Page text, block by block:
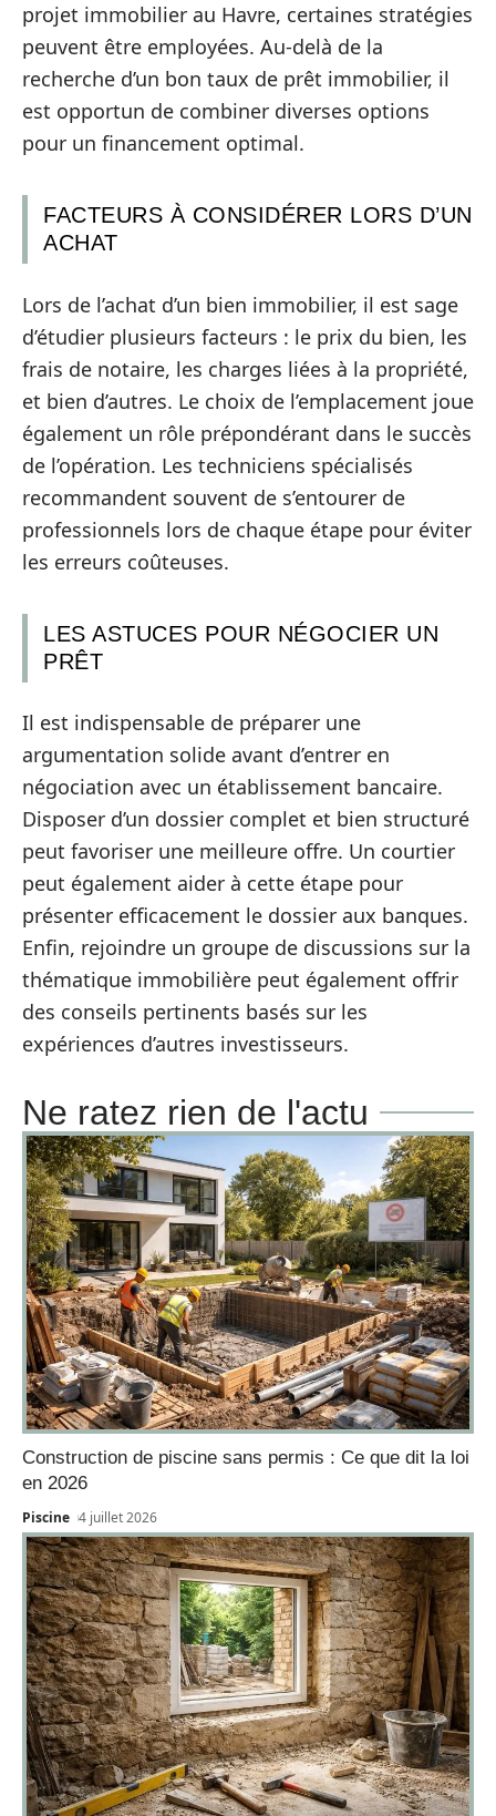
projet immobilier au Havre, certaines stratégies
peuvent être employées. Au-delà de la
recherche d’un bon taux de prêt immobilier, il
est opportun de combiner diverses options
pour un financement optimal.
FACTEURS À CONSIDÉRER LORS D’UN
ACHAT
Lors de l’achat d’un bien immobilier, il est sage
d’étudier plusieurs facteurs : le prix du bien, les
frais de notaire, les charges liées à la propriété,
et bien d’autres. Le choix de l’emplacement joue
également un rôle prépondérant dans le succès
de l’opération. Les techniciens spécialisés
recommandent souvent de s’entourer de
professionnels lors de chaque étape pour éviter
les erreurs coûteuses.
LES ASTUCES POUR NÉGOCIER UN
PRÊT
Il est indispensable de préparer une
argumentation solide avant d’entrer en
négociation avec un établissement bancaire.
Disposer d’un dossier complet et bien structuré
peut favoriser une meilleure offre. Un courtier
peut également aider à cette étape pour
présenter efficacement le dossier aux banques.
Enfin, rejoindre un groupe de discussions sur la
thématique immobilière peut également offrir
des conseils pertinents basés sur les
expériences d’autres investisseurs.
Ne ratez rien de l'actu
Construction de piscine sans permis : Ce que dit la loi
en 2026
Piscine 4 juillet 2026